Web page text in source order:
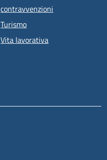
contravvenzioni
Turismo
Vita lavorativa